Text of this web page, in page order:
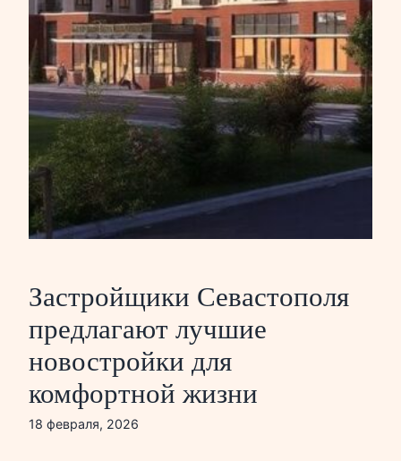
Застройщики Севастополя
предлагают лучшие
новостройки для
комфортной жизни
18 февраля, 2026